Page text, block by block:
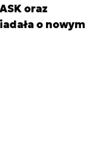
oraz
o nowym